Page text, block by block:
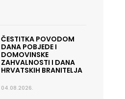
ČESTITKA POVODOM
DANA POBJEDE I
DOMOVINSKE
ZAHVALNOSTI I DANA
HRVATSKIH BRANITELJA
04.08.2026.